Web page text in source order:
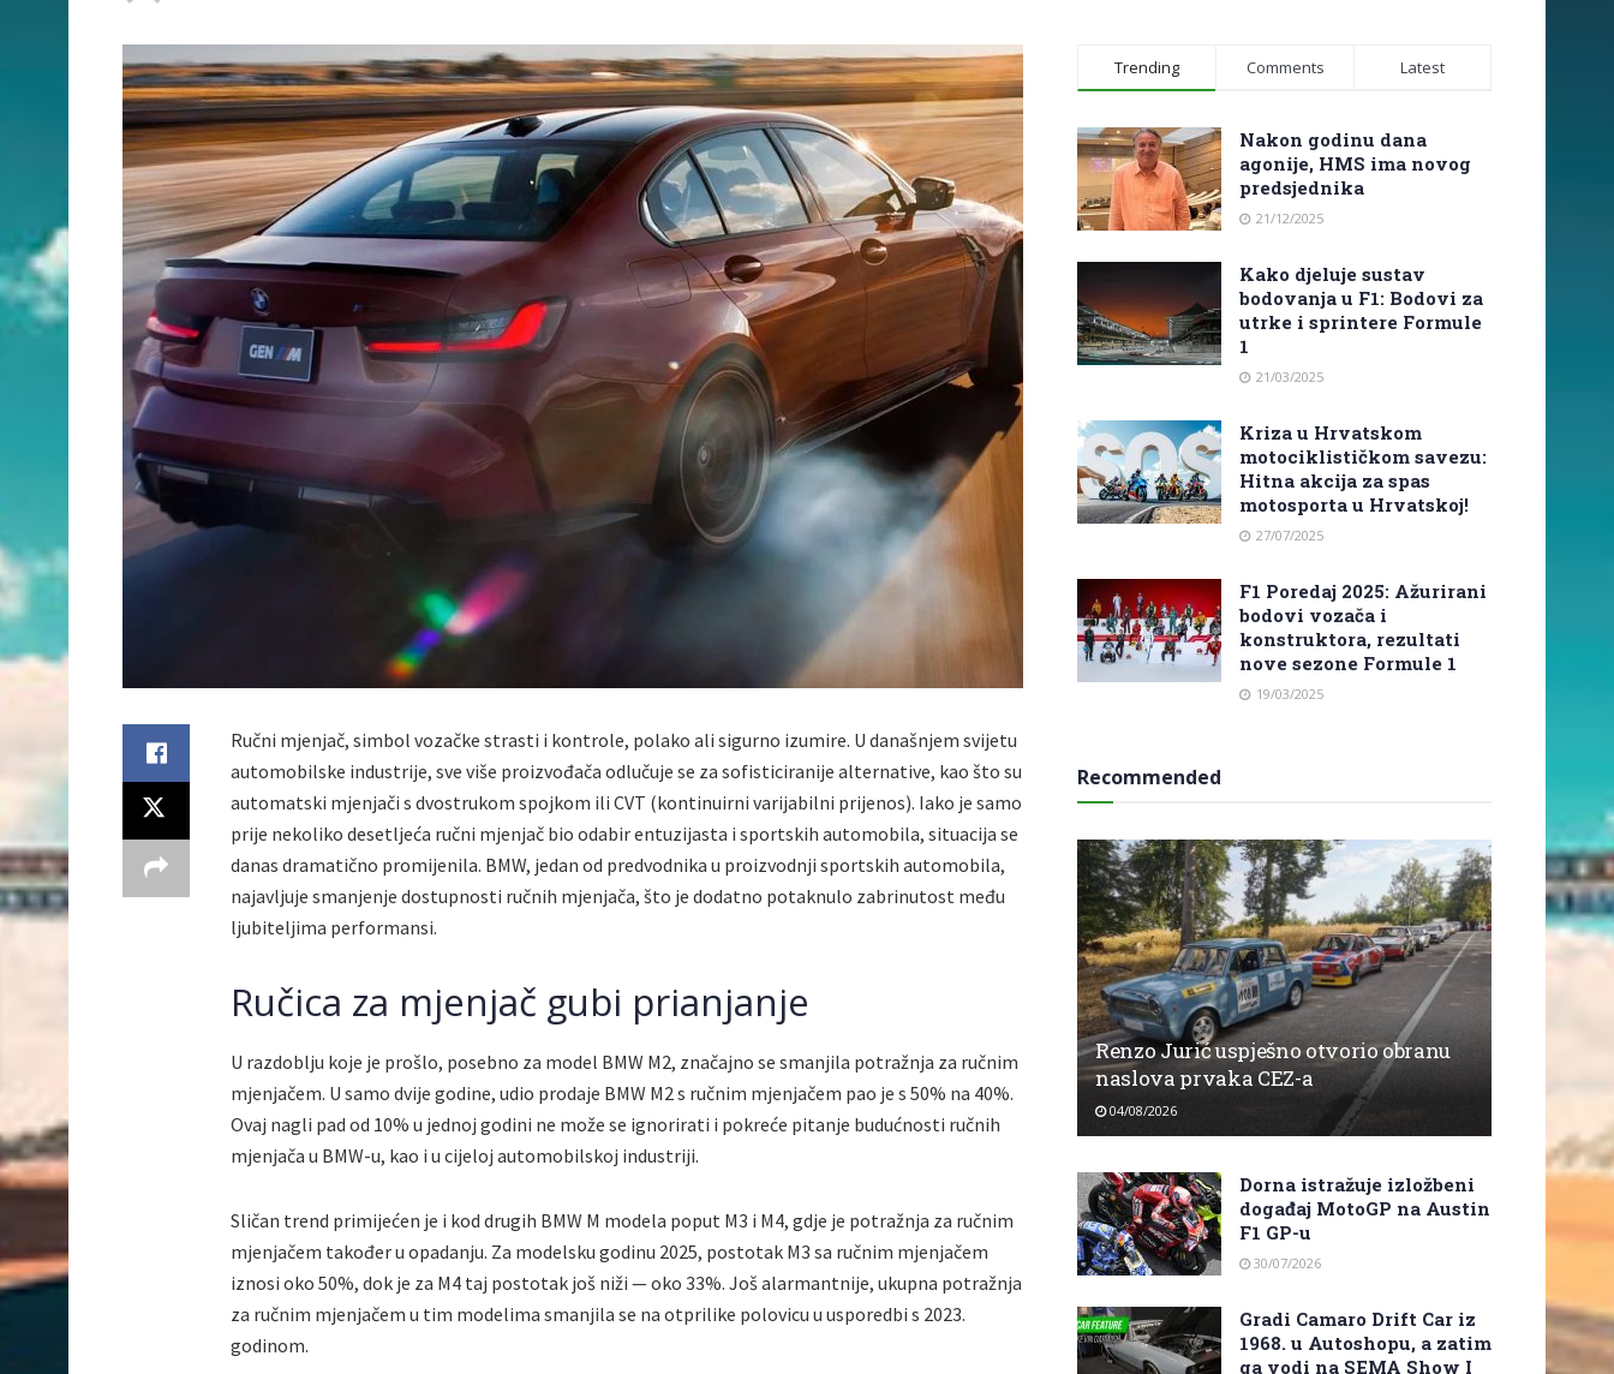
Ručni mjenjač, simbol vozačke strasti i kontrole, polako ali sigurno izumire. U današnjem svijetu
automobilske industrije, sve više proizvođača odlučuje se za sofisticiranije alternative, kao što su
automatski mjenjači s dvostrukom spojkom ili CVT (kontinuirni varijabilni prijenos). Iako je samo
prije nekoliko desetljeća ručni mjenjač bio odabir entuzijasta i sportskih automobila, situacija se
danas dramatično promijenila. BMW, jedan od predvodnika u proizvodnji sportskih automobila,
najavljuje smanjenje dostupnosti ručnih mjenjača, što je dodatno potaknulo zabrinutost među
ljubiteljima performansi.
Ručica za mjenjač gubi prianjanje
U razdoblju koje je prošlo, posebno za model BMW M2, značajno se smanjila potražnja za ručnim
mjenjačem. U samo dvije godine, udio prodaje BMW M2 s ručnim mjenjačem pao je s 50% na 40%.
Ovaj nagli pad od 10% u jednoj godini ne može se ignorirati i pokreće pitanje budućnosti ručnih
mjenjača u BMW-u, kao i u cijeloj automobilskoj industriji.
Sličan trend primijećen je i kod drugih BMW M modela poput M3 i M4, gdje je potražnja za ručnim
mjenjačem također u opadanju. Za modelsku godinu 2025, postotak M3 sa ručnim mjenjačem
iznosi oko 50%, dok je za M4 taj postotak još niži — oko 33%. Još alarmantnije, ukupna potražnja
za ručnim mjenjačem u tim modelima smanjila se na otprilike polovicu u usporedbi s 2023.
godinom.
Trending Comments Latest
Nakon godinu dana
agonije, HMS ima novog
predsjednika
21/12/2025
Kako djeluje sustav
bodovanja u F1: Bodovi za
utrke i sprintere Formule
1
21/03/2025
Kriza u Hrvatskom
motociklističkom savezu:
Hitna akcija za spas
motosporta u Hrvatskoj!
27/07/2025
F1 Poredaj 2025: Ažurirani
bodovi vozača i
konstruktora, rezultati
nove sezone Formule 1
19/03/2025
Recommended
Renzo Jurić uspješno otvorio obranu
naslova prvaka CEZ-a
04/08/2026
Dorna istražuje izložbeni
događaj MotoGP na Austin
F1 GP-u
30/07/2026
Gradi Camaro Drift Car iz
1968. u Autoshopu, a zatim
ga vodi na SEMA Show I